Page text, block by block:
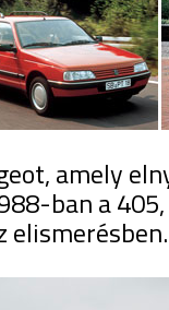
amely
ban a
elismerésben.